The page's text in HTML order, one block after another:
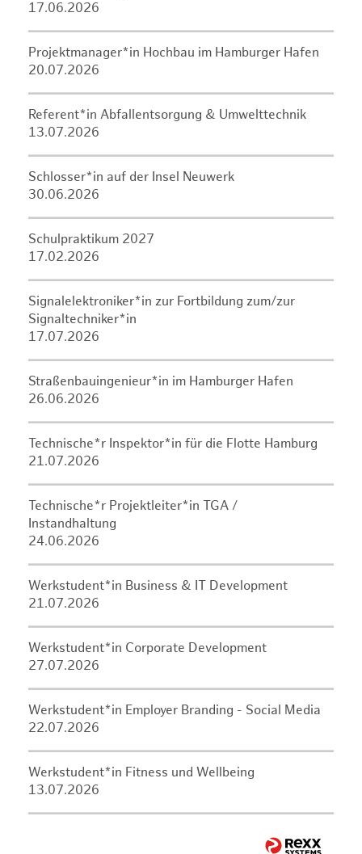
17.06.2026
Projektmanager*in Hochbau im Hamburger Hafen
20.07.2026
Referent*in Abfallentsorgung & Umwelttechnik
13.07.2026
Schlosser*in auf der Insel Neuwerk
30.06.2026
Schulpraktikum 2027
17.02.2026
Signalelektroniker*in zur Fortbildung zum/zur
Signaltechniker*in
17.07.2026
Straßenbauingenieur*in im Hamburger Hafen
26.06.2026
Technische*r Inspektor*in für die Flotte Hamburg
21.07.2026
Technische*r Projektleiter*in TGA /
Instandhaltung
24.06.2026
Werkstudent*in Business & IT Development
21.07.2026
Werkstudent*in Corporate Development
27.07.2026
Werkstudent*in Employer Branding - Social Media
22.07.2026
Werkstudent*in Fitness und Wellbeing
13.07.2026